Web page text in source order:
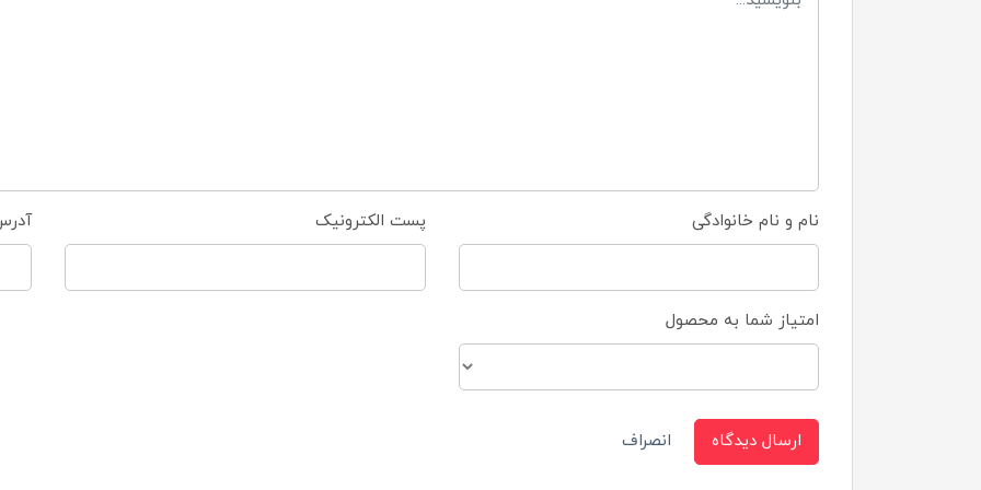
نام و نام خانوادگی پست الکترونیک
امتیاز شما به محصول
ارسال دیدگاه انصراف